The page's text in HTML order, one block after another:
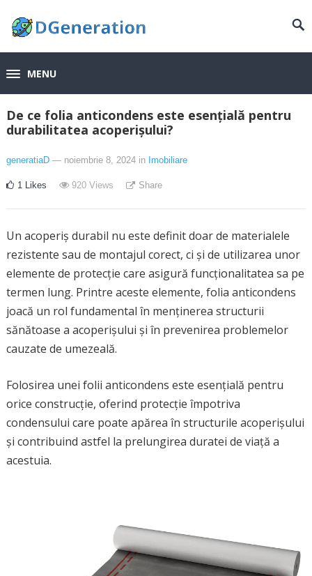
MENU
De ce folia anticondens este esențială pentru
durabilitatea acoperișului?
generatiaD — noiembrie 8, 2024 in Imobiliare
1 Likes 920Views Share
Un acoperiș durabil nu este definit doar de materialele
rezistente sau de montajul corect, ci și de utilizarea unor
elemente de protecție care asigură funcționalitatea sa pe
termen lung. Printre aceste elemente, folia anticondens
joacă un rol fundamental în menținerea structurii
sănătoase a acoperișului și în prevenirea problemelor
cauzate de umezeală.
Folosirea unei folii anticondens este esențială pentru
orice construcție, oferind protecție împotriva
condensului care poate apărea în structurile acoperișului
și contribuind astfel la prelungirea duratei de viață a
acestuia.